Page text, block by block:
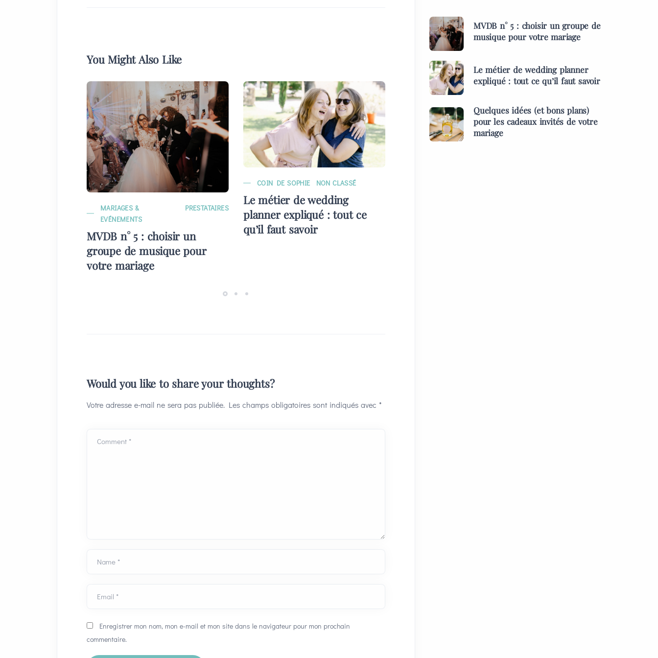
You Might Also Like
MARIAGES &
EVÉNEMENTS
PRESTATAIRES
MVDB n° 5 : choisir un
groupe de musique pour
votre mariage
COIN DE SOPHIE NON CLASSÉ
Le métier de wedding
planner expliqué : tout ce
qu’il faut savoir
Would you like to share your thoughts?
Votre adresse e-mail ne sera pas publiée. Les champs obligatoires sont indiqués avec *
Comment *
Name *
Email *
Enregistrer mon nom, mon e-mail et mon site dans le navigateur pour mon prochain
commentaire.
MVDB n° 5 : choisir un groupe de
musique pour votre mariage
Le métier de wedding planner
expliqué : tout ce qu’il faut savoir
Quelques idées (et bons plans)
pour les cadeaux invités de votre
mariage